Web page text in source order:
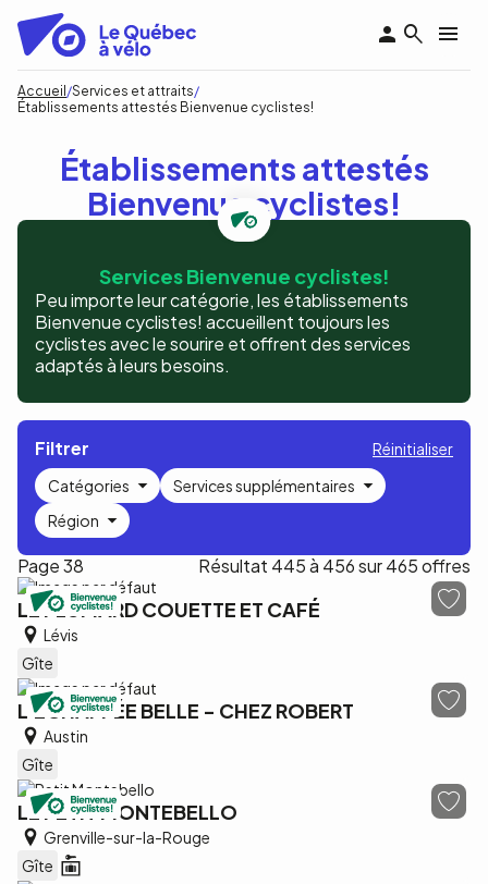
contenu
principal
Fil
Accueil Services et attraits
Établissements attestés Bienvenue cyclistes!
Établissements attestés
Bienvenue cyclistes!
Services Bienvenue cyclistes!
Peu importe leur catégorie, les établissements
Bienvenue cyclistes! accueillent toujours les
cyclistes avec le sourire et offrent des services
adaptés à leurs besoins.
Filtrer
Réinitialiser
Catégories
Services supplémentaires
Région
Page 38 Résultat 445 à 456 sur 465 offres
LE PLUMARD COUETTE ET CAFÉ
Lévis
Gîte
L'ÉCHAPPÉE BELLE - CHEZ ROBERT
Austin
Gîte
LE PETIT MONTEBELLO
Grenville-sur-la-Rouge
Gîte